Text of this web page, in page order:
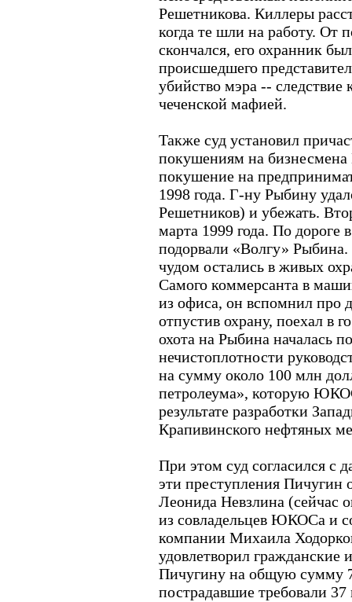
Решетникова. Киллеры
когда те шли на работу. От
скончался, его охранник
происшедшего
убийство мэра --
чеченской мафией.
Также суд установил
покушениям на
покушение на
1998 года. Г-ну Рыбину
Решетников) и убежать.
марта 1999 года. По дороге
подорвали «Волгу»
чудом остались в живых
Самого коммерсанта в
из офиса, он вспомнил про
отпустив охрану, поехал в
охота на Рыбина началась
нечистоплотности
на сумму около 100 млн
петролеума», которую
результате разработки
Крапивинского нефтяных
При этом суд согласился с
эти преступления Пичугин
Леонида Невзлина (сейчас
из совладельцев ЮКОСа и
компании Михаила
удовлетворил гражданские
Пичугину на общую сумму
пострадавшие требовали